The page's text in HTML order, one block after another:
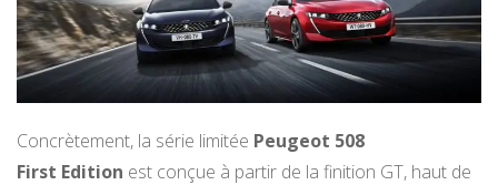
Concrètement, la série limitée Peugeot 508
First Edition est conçue à partir de la finition GT, haut de